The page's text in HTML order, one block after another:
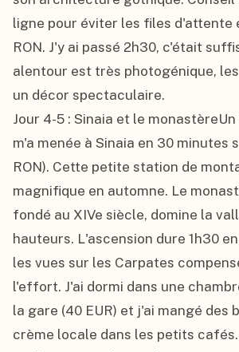
ligne pour éviter les files d'attente
RON. J'y ai passé 2h30, c'était
alentour est très photogénique,
un décor spectaculaire.
Jour 4-5 : Sinaia et le
m'a menée à Sinaia en 30 minutes
RON). Cette petite station de
magnifique en automne. Le
fondé au XIVe siècle, domine la
hauteurs. L'ascension dure 1h30
les vues sur les Carpates
l'effort. J'ai dormi dans une
la gare (40 EUR) et j'ai mangé des
crème locale dans les petits